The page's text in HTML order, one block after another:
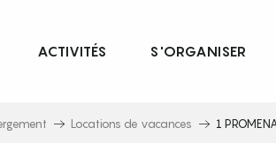
ACTIVITÉS S'ORGANISER
Locations de vacances 1